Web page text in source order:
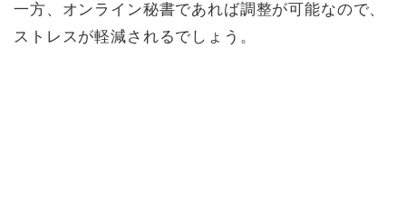
一方、オンライン秘書であれば調整が可能なので、
ストレスが軽減されるでしょう。